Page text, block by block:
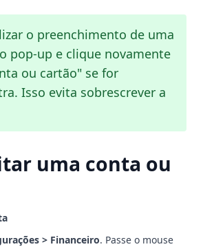
o preenchimento de uma
pop-up e clique novamente
ou cartão" se for
Isso evita sobrescrever a
uma conta ou
> Financeiro. Passe o mouse